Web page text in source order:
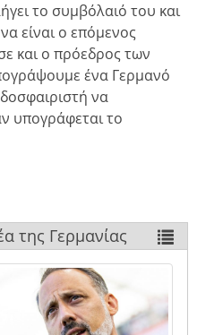
το συμβόλαιό του και
είναι ο επόμενος
και ο πρόεδρος των
ένα Γερμανό
να
υπογράφεται το
της Γερμανίας